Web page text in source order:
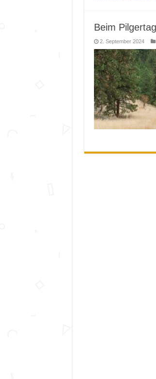
Beim
2. September 2024